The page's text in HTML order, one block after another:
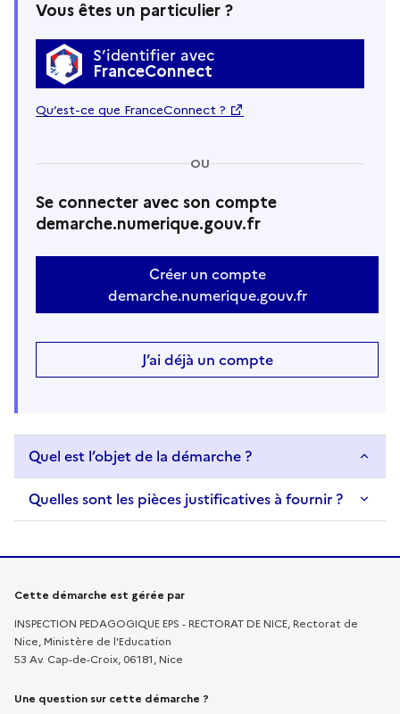
Vous êtes un particulier ?
S’identifier avec
FranceConnect
Qu’est-ce que FranceConnect ?
OU
Se connecter avec son compte
demarche.numerique.gouv.fr
Créer un compte
demarche.numerique.gouv.fr
J’ai déjà un compte
Quel est l’objet de la démarche ?
Quelles sont les pièces justificatives à fournir ?
Informations sur la démarche
Cette démarche est gérée par
INSPECTION PEDAGOGIQUE EPS - RECTORAT DE NICE, Rectorat de
Nice, Ministère de l'Education
53 Av. Cap-de-Croix, 06181, Nice
Une question sur cette démarche ?